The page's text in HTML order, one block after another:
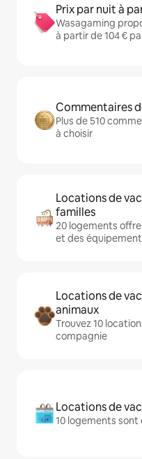
Prix par nuit à
Wasagaming
à partir de 104 €
Commentaires
Plus de 510
à choisir
Locations de
familles
20 logements
et des
Locations de
animaux
Trouvez 10
compagnie
Locations de
10 logements